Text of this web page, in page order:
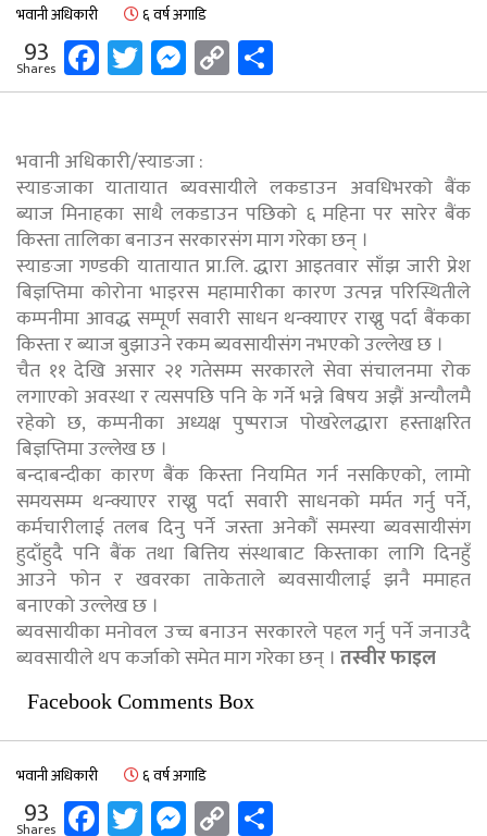
भवानी अधिकारी ६ वर्ष अगाडि
93
Shares Facebook
Twitter
Messenger
Copy
Link
भवानी अधिकारी/स्याङजा :
स्याङजाका यातायात ब्यवसायीले लकडाउन अवधिभरको बैंक
ब्याज मिनाहका साथै लकडाउन पछिको ६ महिना पर सारेर बैंक
किस्ता तालिका बनाउन सरकारसंग माग गरेका छन् ।
स्याङजा गण्डकी यातायात प्रा.लि. द्धारा आइतवार साँझ जारी प्रेश
बिज्ञप्तिमा कोरोना भाइरस महामारीका कारण उत्पन्न परिस्थितीले
कम्पनीमा आवद्ध सम्पूर्ण सवारी साधन थन्क्याएर राख्नु पर्दा बैंकका
किस्ता र ब्याज बुझाउने रकम ब्यवसायीसंग नभएको उल्लेख छ ।
चैत ११ देखि असार २१ गतेसम्म सरकारले सेवा संचालनमा रोक
लगाएको अवस्था र त्यसपछि पनि के गर्ने भन्ने बिषय अझैं अन्यौलमै
रहेको छ, कम्पनीका अध्यक्ष पुष्पराज पोखरेलद्धारा हस्ताक्षरित
बिज्ञप्तिमा उल्लेख छ ।
बन्दाबन्दीका कारण बैंक किस्ता नियमित गर्न नसकिएको, लामो
समयसम्म थन्क्याएर राख्नु पर्दा सवारी साधनको मर्मत गर्नु पर्ने,
कर्मचारीलाई तलब दिनु पर्ने जस्ता अनेकौं समस्या ब्यवसायीसंग
हुदाँहुदै पनि बैंक तथा बित्तिय संस्थाबाट किस्ताका लागि दिनहुँ
आउने फोन र खवरका ताकेताले ब्यवसायीलाई झनै ममाहत
बनाएको उल्लेख छ ।
ब्यवसायीका मनोवल उच्च बनाउन सरकारले पहल गर्नु पर्ने जनाउदै
ब्यवसायीले थप कर्जाको समेत माग गरेका छन् । तस्वीर फाइल
Facebook Comments Box
भवानी अधिकारी ६ वर्ष अगाडि
93
Shares Facebook
Twitter
Messenger
Copy